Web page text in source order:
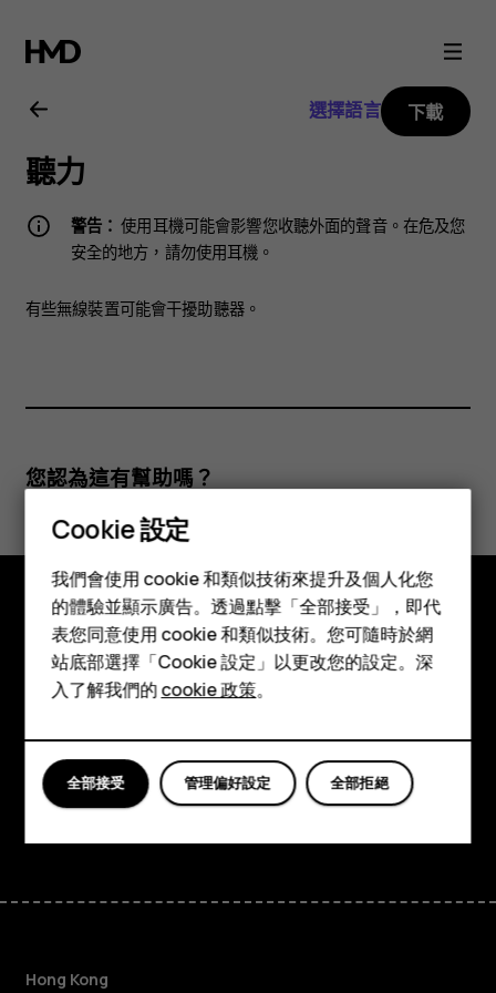
Nokia
C2
用
戶
南
智慧型手機
功能型手機
配件
平板電腦
選擇語言 下載
聽力
警告： 使用耳機可能會影響您收聽外面的聲音。在危及您
安全的地方，請勿使用耳機。
有些無線裝置可能會干擾助聽器。
您認為這有幫助嗎？
是 否
探索
關於
支援
FacebookInstagramTiktokYoutubeLinkedinDiscord
Hong Kong
Cookie 設定
我們會使用 cookie 和類似技術來提升及個人化您
的體驗並顯示廣告。透過點擊「全部接受」，即代
表您同意使用 cookie 和類似技術。您可隨時於網
站底部選擇「Cookie 設定」以更改您的設定。深
入了解我們的cookie 政策。
全部拒絕
管理偏好設定
全部接受